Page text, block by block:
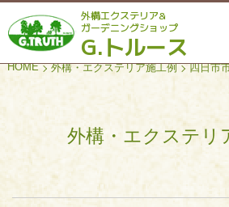
外構エクステリア&
ガーデニングショップ
G.トルース
HOME 外構・エクステリア施工例 四日市
外構・エクステリ